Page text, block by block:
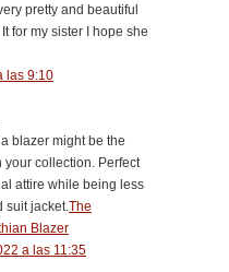
pretty and beautiful
for my sister I hope she
las 9:10
blazer might be the
collection. Perfect
attire while being less
suit jacket.The
Blazer
a las 11:35